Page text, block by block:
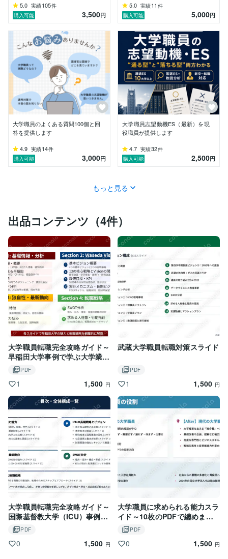
・基本な納期は「ヒアリング回答後48時間以内」に提
供します。
※内容によっては異なる場合がありますので、ご相談く
ださい。
・ココナラ初めてでも大丈夫です。（使い方に不慣れの
場合はご相談ください。）
・納品後に質問を受け付けています。
必ず質問の問い合わせをご連絡したうえで納品とさせて
いただきます。
5.0 実績105件
購入可能
3,500円
5.0 実績11 件
購入可能
5,000円
大学職員のよくある質問100個と回
答を提供します
4.9 実績14件
購入可能
3,000円
大学職員志望動機ES（最新）を現
役職員が提供します
4.7 実績32件
購入可能
2,500円
もっと見る
出品コンテンツ（4件）
大学職員転職完全攻略ガイド～
早稲田大学事例で学ぶ大学業界
分析～
PDF
1 1,500 円
武蔵大学職員転職対策スライド
PDF
1 1,500 円
大学職員転職完全攻略ガイド～
国際基督教大学（ICU）事例で
学ぶ大学業界分析～
PDF
0 1,500 円
大学職員に求められる能力スラ
イド～10枚のPDFで纏めまし
た
PDF
0 1,500 円